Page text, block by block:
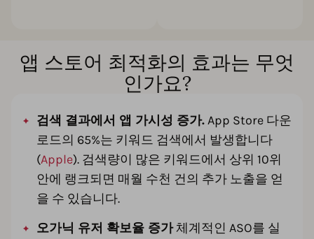
앱 스토어 최적화의 효과는 무엇
인가요?
검색 결과에서 앱 가시성 증가.App Store 다운
로드의 65%는 키워드 검색에서 발생합니다
(Apple). 검색량이 많은 키워드에서 상위 10위
안에 랭크되면 매월 수천 건의 추가 노출을 얻
을 수 있습니다.
오가닉 유저 확보율 증가체계적인 ASO를 실